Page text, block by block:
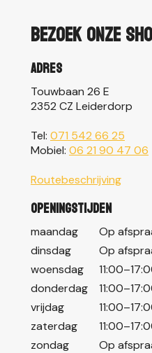
Bezoek onze
Adres
Touwbaan 26 E
2352 CZ Leiderdorp
Tel: 071 542 66 25
Mobiel: 06 21 90 47 06
Routebeschrijving
Openingstijden
maandag
Op
dinsdag
Op
woensdag
donderdag
vrijdag
zaterdag
zondag
Op